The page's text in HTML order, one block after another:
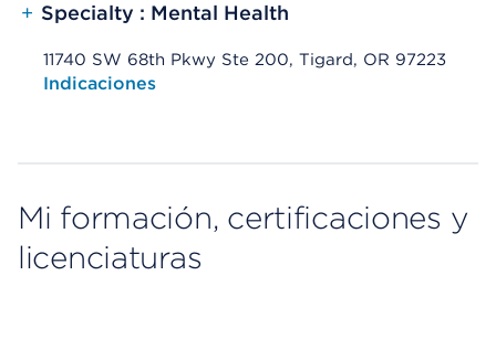
+ Specialty : Mental Health
11740 SW 68th Pkwy Ste 200, Tigard, OR 97223
Opens native map application on mobile devices
Indicaciones
Mi formación, certificaciones y
licenciaturas